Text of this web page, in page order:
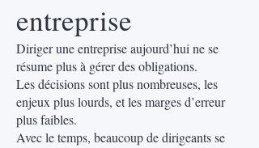
entreprise
Diriger une entreprise aujourd’hui ne se
résume plus à gérer des obligations.
Les décisions sont plus nombreuses, les
enjeux plus lourds, et les marges d’erreur
plus faibles.
Avec le temps, beaucoup de dirigeants se